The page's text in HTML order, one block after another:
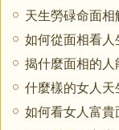
天生勞碌命面相
如何從面相看人
揭什麼面相的
什麼樣的女人天
如何看女人富貴